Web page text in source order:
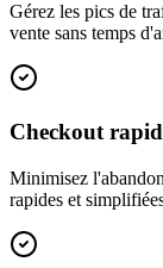
Gérez les pics de
vente sans temps
Checkout
Minimisez
rapides et